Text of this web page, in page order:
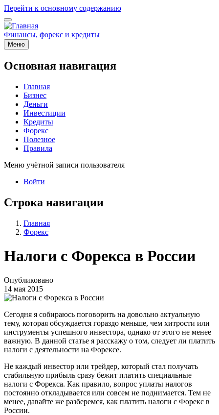
Перейти к основному содержанию
Финансы, форекс и кредиты
Меню
Основная навигация
Главная
Бизнес
Деньги
Инвестиции
Кредиты
Форекс
Полезное
Правила
Меню учётной записи пользователя
Войти
Строка навигации
Главная
Форекс
Налоги с Форекса в России
Опубликовано
14 мая 2015
Сегодня я собираюсь поговорить на довольно актуальную
тему, которая обсуждается гораздо меньше, чем хитрости или
инструменты успешного инвестора, однако от этого не менее
важную. В данной статье я расскажу о том, следует ли платить
налоги с деятельности на Форексе.
Не каждый инвестор или трейдер, который стал получать
стабильную прибыль сразу бежит платить специальные
налоги с Форекса. Как правило, вопрос уплаты налогов
постоянно откладывается или совсем не поднимается. Тем не
менее, давайте же разберемся, как платить налоги с Форекс в
России.